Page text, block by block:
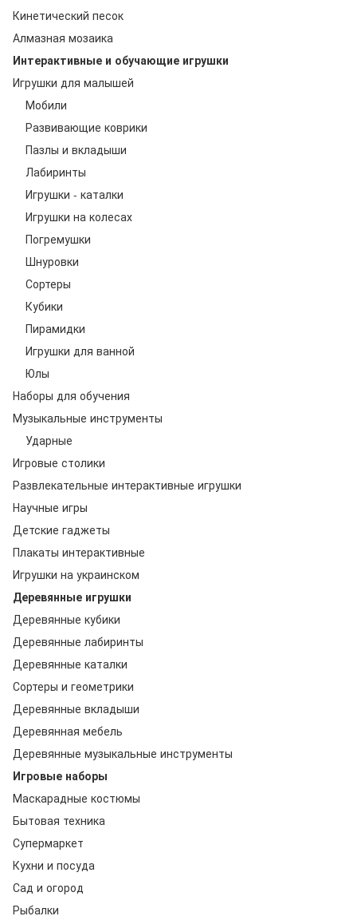
Кинетический песок
Алмазная мозаика
Интерактивные и обучающие игрушки
Игрушки для малышей
Мобили
Развивающие коврики
Пазлы и вкладыши
Лабиринты
Игрушки - каталки
Игрушки на колесах
Погремушки
Шнуровки
Сортеры
Кубики
Пирамидки
Игрушки для ванной
Юлы
Наборы для обучения
Музыкальные инструменты
Ударные
Игровые столики
Развлекательные интерактивные игрушки
Научные игры
Детские гаджеты
Плакаты интерактивные
Игрушки на украинском
Деревянные игрушки
Деревянные кубики
Деревянные лабиринты
Деревянные каталки
Сортеры и геометрики
Деревянные вкладыши
Деревянная мебель
Деревянные музыкальные инструменты
Игровые наборы
Маскарадные костюмы
Бытовая техника
Супермаркет
Кухни и посуда
Сад и огород
Рыбалки